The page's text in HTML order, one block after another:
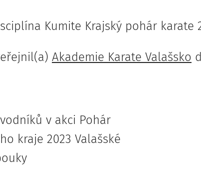
Kumite Krajský pohár karate
Akademie Karate Valašsko
v akci Pohár
kraje 2023 Valašské